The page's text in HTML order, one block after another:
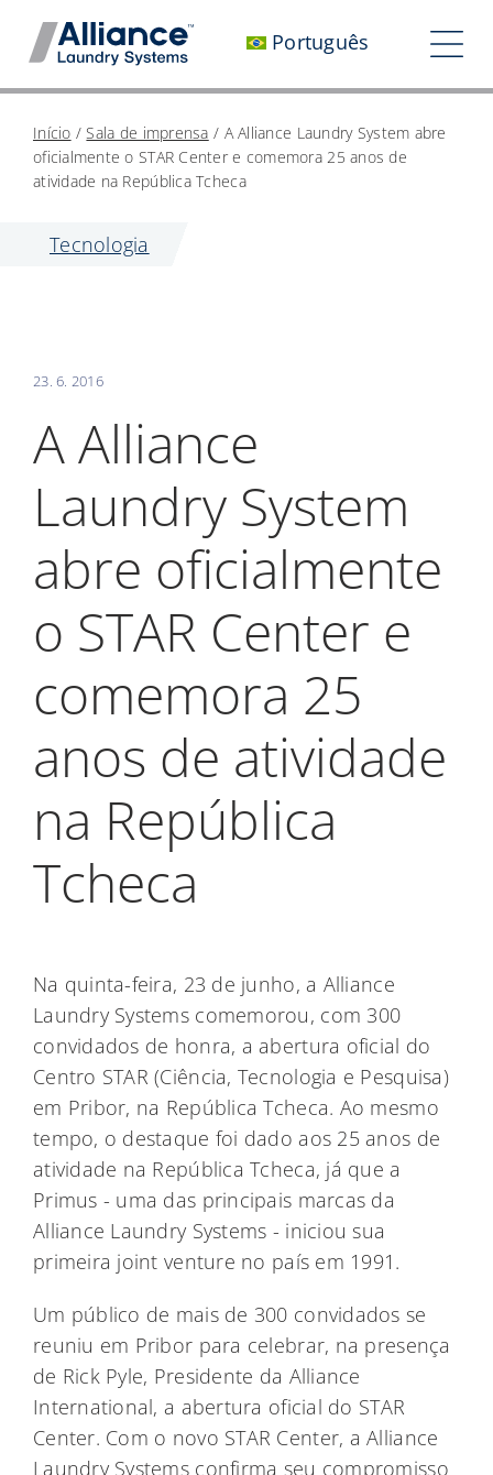
para
Português
Trabalhe conosco
Entre em contato conosco
My Alliance
Início /Sala de imprensa / A Alliance Laundry System abre
oficialmente o STAR Center e comemora 25 anos de
atividade na República Tcheca
Tecnologia
23. 6. 2016
A Alliance
Laundry System
abre oficialmente
o STAR Center e
comemora 25
anos de atividade
na República
Tcheca
Na quinta-feira, 23 de junho, a Alliance
Laundry Systems comemorou, com 300
convidados de honra, a abertura oficial do
Centro STAR (Ciência, Tecnologia e Pesquisa)
em Pribor, na República Tcheca. Ao mesmo
tempo, o destaque foi dado aos 25 anos de
atividade na República Tcheca, já que a
Primus - uma das principais marcas da
Alliance Laundry Systems - iniciou sua
primeira joint venture no país em 1991.
Um público de mais de 300 convidados se
reuniu em Pribor para celebrar, na presença
de Rick Pyle, Presidente da Alliance
International, a abertura oficial do STAR
Center. Com o novo STAR Center, a Alliance
Laundry Systems confirma seu compromisso